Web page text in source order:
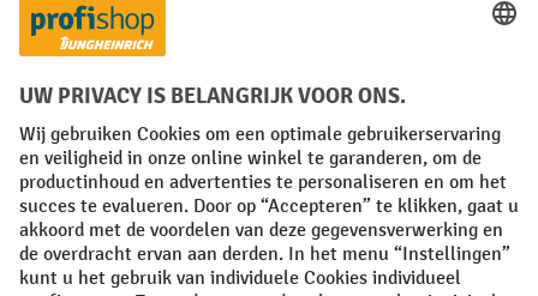
Facebook
YouTube
LinkedInInstagram
Algemene leveringsvoorwaarden Copyright
Privacyverklaring Privacy Instellingen
All prices excl. VAT plusshipping costs and possible delivery charges,
if not stated otherwise.